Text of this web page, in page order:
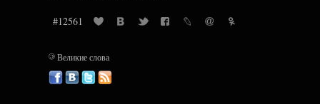
#12561
©Великие слова